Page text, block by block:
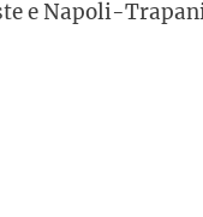
e Napoli-